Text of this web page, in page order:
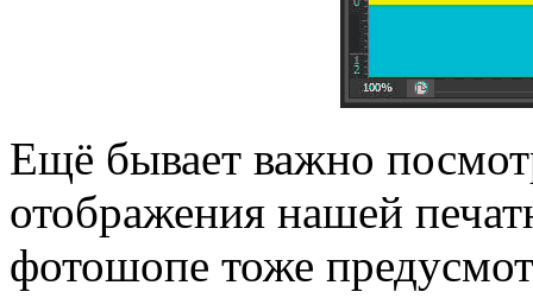
Ещё бывает важно
отображения нашей
фотошопе тоже